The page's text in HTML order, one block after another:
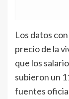
Los datos
precio de la
que los
subieron un
fuentes